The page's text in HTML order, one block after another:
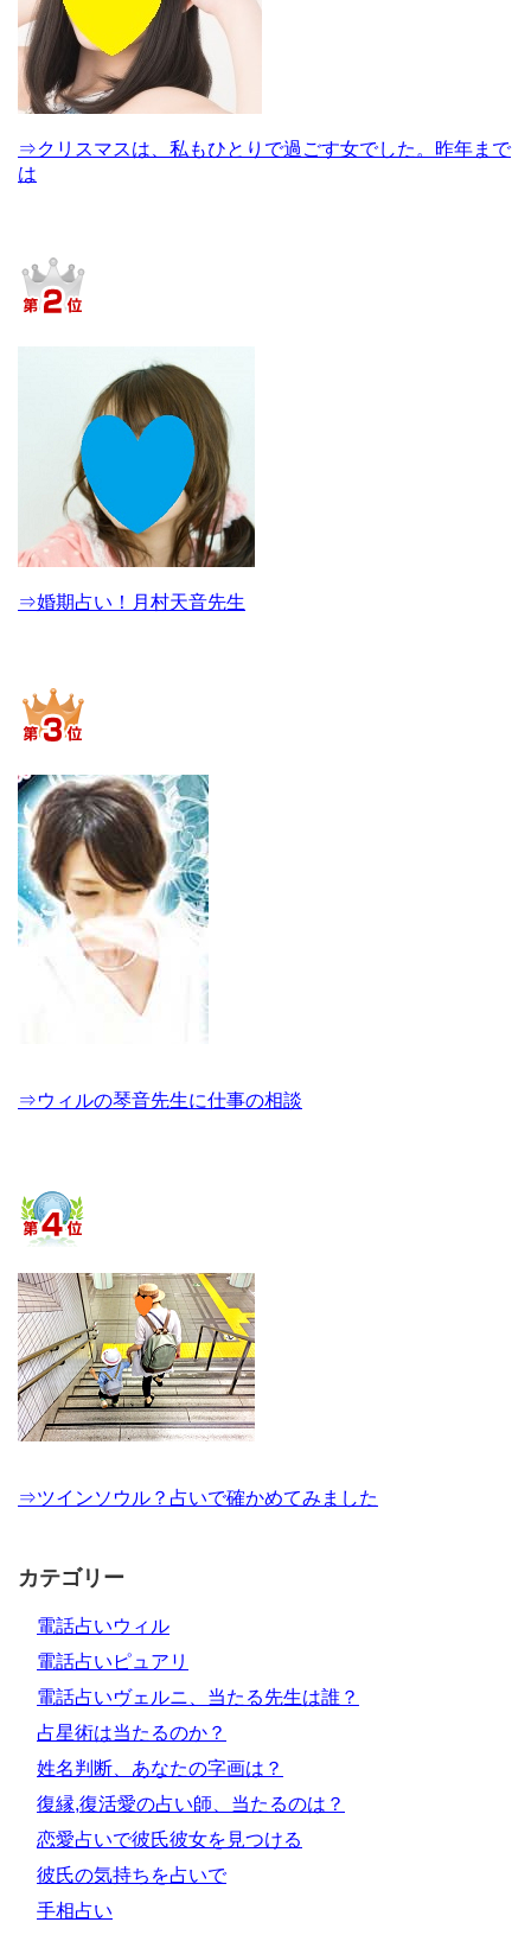
⇒クリスマスは、私もひとりで過ごす女でした。昨年まで
は
⇒婚期占い！月村天音先生
⇒ウィルの琴音先生に仕事の相談
⇒ツインソウル？占いで確かめてみました
カテゴリー
電話占いウィル
電話占いピュアリ
電話占いヴェルニ、当たる先生は誰？
占星術は当たるのか？
姓名判断、あなたの字画は？
復縁,復活愛の占い師、当たるのは？
恋愛占いで彼氏彼女を見つける
彼氏の気持ちを占いで
手相占い